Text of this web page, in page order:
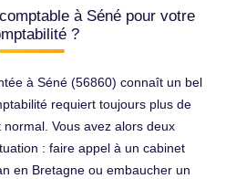
à Séné pour votre
?
à Séné (56860) connaît un bel
requiert toujours plus de
Vous avez alors deux
: faire appel à un cabinet
en Bretagne ou embaucher un